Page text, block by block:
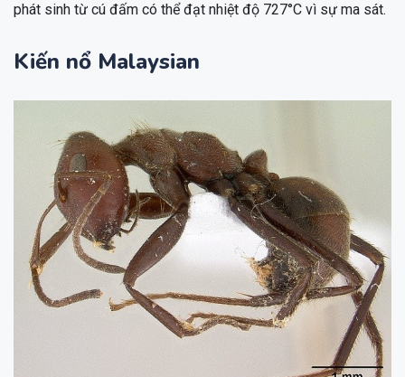
phát sinh từ cú đấm có thể đạt nhiệt độ 727°C vì sự ma sát.
Kiến nổ Malaysian